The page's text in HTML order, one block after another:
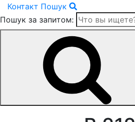
Контакт Пошук
Пошук за запитом: